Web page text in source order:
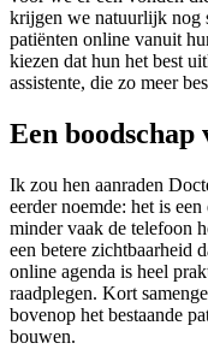
krijgen we natuurlijk nog
patiënten online vanuit
kiezen dat hun het best
assistente, die zo meer
Een
Ik zou hen aanraden
eerder noemde: het is
minder vaak de telefoon
een betere zichtbaarheid
online agenda is heel
raadplegen. Kort
bovenop het bestaande
bouwen.